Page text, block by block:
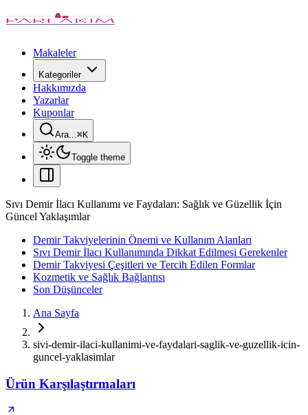
Makaleler
Kategoriler
Hakkımızda
Yazarlar
Kuponlar
Ara...⌘K
Toggle theme
Sıvı Demir İlacı Kullanımı ve Faydaları: Sağlık ve Güzellik İçin
Güncel Yaklaşımlar
Demir Takviyelerinin Önemi ve Kullanım Alanları
Sıvı Demir İlacı Kullanımında Dikkat Edilmesi Gerekenler
Demir Takviyesi Çeşitleri ve Tercih Edilen Formlar
Kozmetik ve Sağlık Bağlantısı
Son Düşünceler
Ana Sayfa
sivi-demir-ilaci-kullanimi-ve-faydalari-saglik-ve-guzellik-icin-
guncel-yaklasimlar
Ürün Karşılaştırmaları